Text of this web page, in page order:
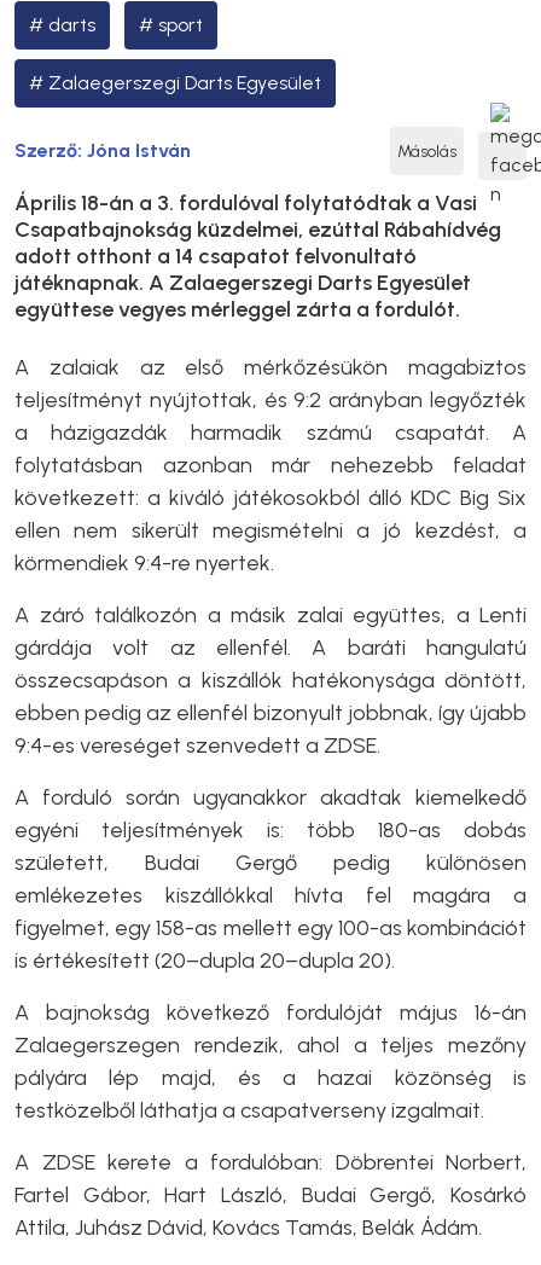
darts sport
Zalaegerszegi Darts Egyesület
Szerző: Jóna István Másolás
Április 18-án a 3. fordulóval folytatódtak a Vasi
Csapatbajnokság küzdelmei, ezúttal Rábahídvég
adott otthont a 14 csapatot felvonultató
játéknapnak. A Zalaegerszegi Darts Egyesület
együttese vegyes mérleggel zárta a fordulót.
A zalaiak az első mérkőzésükön magabiztos
teljesítményt nyújtottak, és 9:2 arányban legyőzték
a házigazdák harmadik számú csapatát. A
folytatásban azonban már nehezebb feladat
következett: a kiváló játékosokból álló KDC Big Six
ellen nem sikerült megismételni a jó kezdést, a
körmendiek 9:4-re nyertek.
A záró találkozón a másik zalai együttes, a Lenti
gárdája volt az ellenfél. A baráti hangulatú
összecsapáson a kiszállók hatékonysága döntött,
ebben pedig az ellenfél bizonyult jobbnak, így újabb
9:4-es vereséget szenvedett a ZDSE.
A forduló során ugyanakkor akadtak kiemelkedő
egyéni teljesítmények is: több 180-as dobás
született, Budai Gergő pedig különösen
emlékezetes kiszállókkal hívta fel magára a
figyelmet, egy 158-as mellett egy 100-as kombinációt
is értékesített (20–dupla 20–dupla 20).
A bajnokság következő fordulóját május 16-án
Zalaegerszegen rendezik, ahol a teljes mezőny
pályára lép majd, és a hazai közönség is
testközelből láthatja a csapatverseny izgalmait.
A ZDSE kerete a fordulóban: Döbrentei Norbert,
Fartel Gábor, Hart László, Budai Gergő, Kosárkó
Attila, Juhász Dávid, Kovács Tamás, Belák Ádám.